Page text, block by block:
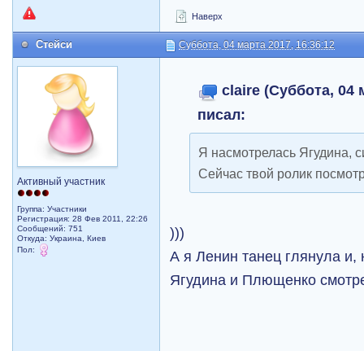
Наверх
Стейси Суббота, 04 марта 2017, 16:36:12
Активный участник
Группа: Участники
Регистрация: 28 Фев 2011, 22:26
Сообщений: 751
Откуда: Украина, Киев
Пол:
claire (Суббота, 04
писал:
Я насмотрелась Ягудина,
Сейчас твой ролик
)))
А я Ленин танец глянула
Ягудина и Плющенко